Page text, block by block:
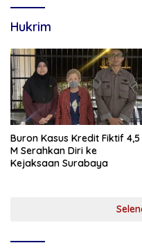
Hukrim
Buron Kasus Kredit Fiktif 4,5
M Serahkan Diri ke
Kejaksaan Surabaya